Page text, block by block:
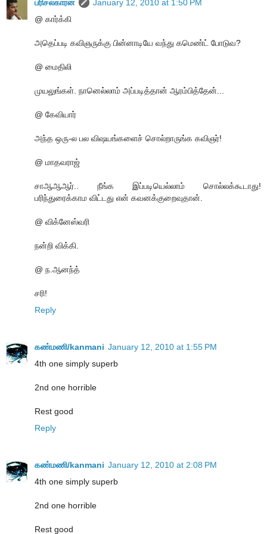
பரிசல்காரன்
January 12, 2010 at 1:50 PM
@ கார்க்கி
அதெப்படி கவிஞருக்கு பின்னாடியே வந்து கமெண்ட் போடுவ?
@ மைதிலி
முயலுங்கள். நானெல்லாம் அப்படித்தான் ஆரம்பித்தேன்...
@ கேவியார்
அந்த ஒரு-ல பல விஷயங்களைச் சொல்றாருங்க கவிஞர்!
@ மாதவராஜ்
சாஆஆஆர்.. நீங்க இப்படியெல்லாம் சொல்லக்கூடாது!
பரிந்துரைக்காம விட்டது என் கவனக்குறைவுதான்.
@ விக்னேஸ்வரி
நன்றி விக்கி.
@ ந.ஆனந்த்
சரி!
Reply
கண்மணி/kanmani January 12, 2010 at 1:55 PM
4th one simply superb
2nd one horrible
Rest good
Reply
கண்மணி/kanmani January 12, 2010 at 2:08 PM
4th one simply superb
2nd one horrible
Rest good